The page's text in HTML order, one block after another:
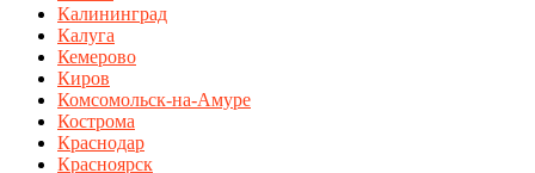
Калининград
Калуга
Кемерово
Киров
Комсомольск-на-Амуре
Кострома
Краснодар
Красноярск